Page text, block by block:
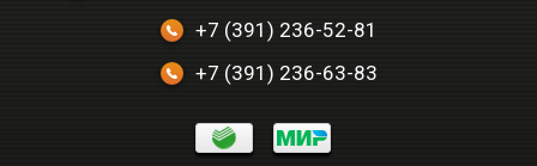
+7 (391) 236-52-81
+7 (391) 236-63-83